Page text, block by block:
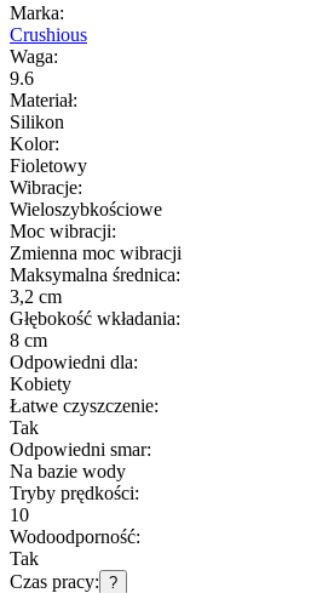
Marka:
Crushious
Waga:
9.6
Materiał:
Silikon
Kolor:
Fioletowy
Wibracje:
Wieloszybkościowe
Moc wibracji:
Zmienna moc wibracji
Maksymalna średnica:
3,2 cm
Głębokość wkładania:
8 cm
Odpowiedni dla:
Kobiety
Łatwe czyszczenie:
Tak
Odpowiedni smar:
Na bazie wody
Tryby prędkości:
10
Wodoodporność:
Tak
Czas pracy: ?